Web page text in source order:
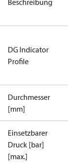
Beschreibung
DG Indicator
Profile
Durchmesser
[mm]
Einsetzbarer
Druck [bar]
[max.]